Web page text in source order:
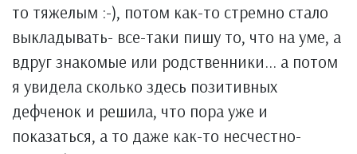
то тяжелым :-), потом как-то стремно стало
выкладывать- все-таки пишу то, что на уме, а
вдруг знакомые или родственники... а потом
я увидела сколько здесь позитивных
дефченок и решила, что пора уже и
показаться, а то даже как-то несчестно-